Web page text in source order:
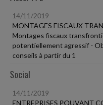
14/11/2019
MONTAGES FISCAUX
Montages fiscaux
potentiellement agressif -
conseils à partir du 1
Social
14/11/2019
ENTREPRISES POUVANT